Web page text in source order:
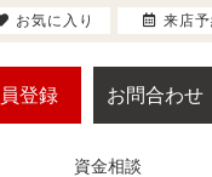
登録 お問合わせ
資金相談
お気に入り 来店